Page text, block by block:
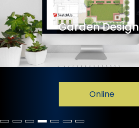
Garden Design
Online